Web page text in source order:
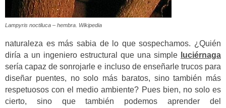
Lampyris noctiluca – hembra. Wikipedia
naturaleza es más sabia de lo que sospechamos. ¿Quién
diría a un ingeniero estructural que una simple
luciérnaga
sería capaz de sonrojarle e incluso de enseñarle trucos para
diseñar puentes, no solo más baratos, sino también más
respetuosos con el medio ambiente? Pues bien, no solo es
cierto, sino que también podemos aprender del